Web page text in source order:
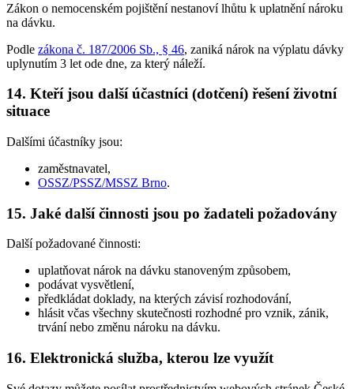
Zákon o nemocenském pojištění nestanoví lhůtu k uplatnění nároku
na dávku.
Podle zákona č. 187/2006 Sb., § 46, zaniká nárok na výplatu dávky
uplynutím 3 let ode dne, za který náleží.
14. Kteří jsou další účastníci (dotčení) řešení životní
situace
Dalšími účastníky jsou:
zaměstnavatel,
OSSZ/PSSZ/MSSZ Brno.
15. Jaké další činnosti jsou po žadateli požadovány
Další požadované činnosti:
uplatňovat nárok na dávku stanoveným způsobem,
podávat vysvětlení,
předkládat doklady, na kterých závisí rozhodování,
hlásit včas všechny skutečnosti rozhodné pro vznik, zánik,
trvání nebo změnu nároku na dávku.
16. Elektronická služba, kterou lze využít